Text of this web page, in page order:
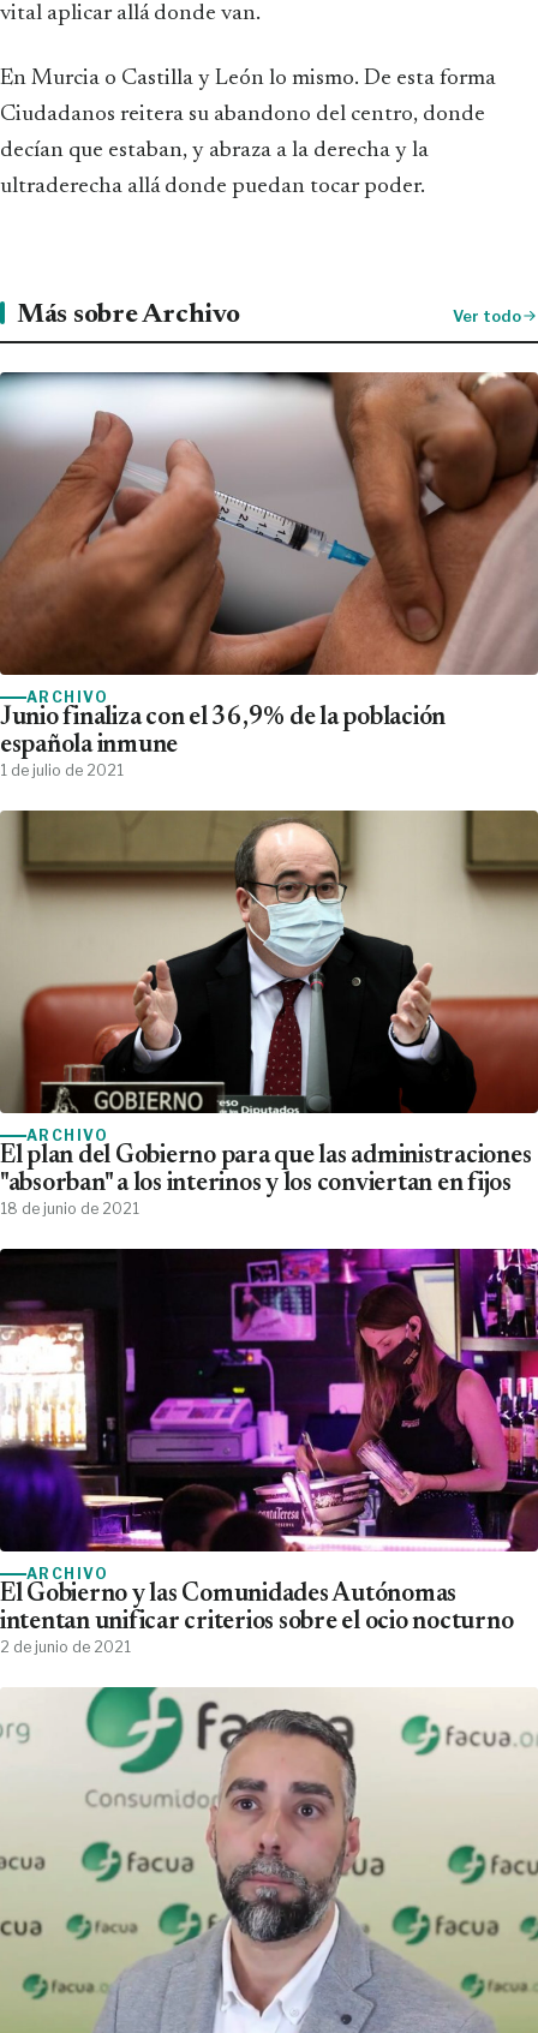
vital aplicar allá donde van.
En Murcia o Castilla y León lo mismo. De esta forma
Ciudadanos reitera su abandono del centro, donde
decían que estaban, y abraza a la derecha y la
ultraderecha allá donde puedan tocar poder.
Más sobre Archivo Ver todo
ARCHIVO
Junio finaliza con el 36,9% de la población
española inmune
1 de julio de 2021
ARCHIVO
El plan del Gobierno para que las administraciones
"absorban" a los interinos y los conviertan en fijos
18 de junio de 2021
ARCHIVO
El Gobierno y las Comunidades Autónomas
intentan unificar criterios sobre el ocio nocturno
2 de junio de 2021